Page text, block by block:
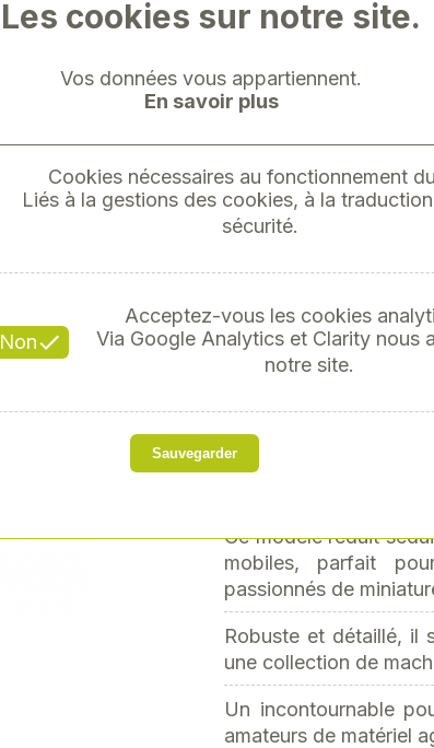
50,93
Plongez dans
chargeur
Britains, marque
Ce modèle réduit
mobiles, parfait
passionnés de
Robuste et détaillé, il
une collection de
Un incontournable
amateurs de matériel
Les cookies sur notre site.
Vos données vous appartiennent.
En savoir plus
Cookies nécessaires au fonctionnement
Liés à la gestions des cookies, à la
sécurité.
Non
Acceptez-vous les cookies
Via Google Analytics et Clarity nous
notre site.
Sauvegarder